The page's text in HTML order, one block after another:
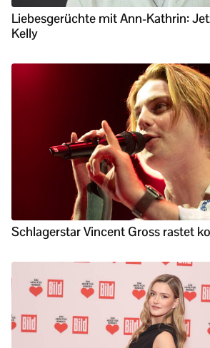
Liebesgerüchte mit Ann-Kathrin:
Kelly
Schlagerstar Vincent Gross rastet